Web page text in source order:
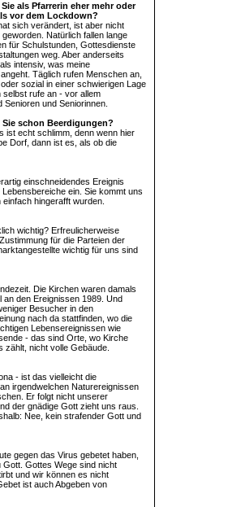
als Pfarrerin eher mehr oder
vor dem Lockdown?
sich verändert, ist aber nicht
Natürlich fallen lange
für Schulstunden, Gottesdienste
weg. Aber anderseits
intensiv, was meine
Täglich rufen Menschen an,
sozial in einer schwierigen Lage
selbst rufe an - vor allem
Senioren und Seniorinnen.
schon Beerdigungen?
ist echt schlimm, denn wenn hier
Dorf, dann ist es, als ob die
einschneidendes Ereignis
ein. Sie kommt uns
hingerafft wurden.
wichtig? Erfreulicherweise
für die Parteien der
wichtig für uns sind
Die Kirchen waren damals
an den Ereignissen 1989. Und
Besucher in den
nach da stattfinden, wo die
Lebensereignissen wie
- das sind Orte, wo Kirche
nicht volle Gebäude.
- ist das vielleicht die
irgendwelchen Naturereignissen
Er folgt nicht unserer
der gnädige Gott zieht uns raus.
Nee, kein strafender Gott und
gegen das Virus gebetet haben,
Gottes Wege sind nicht
und wir können es nicht
ist auch Abgeben von